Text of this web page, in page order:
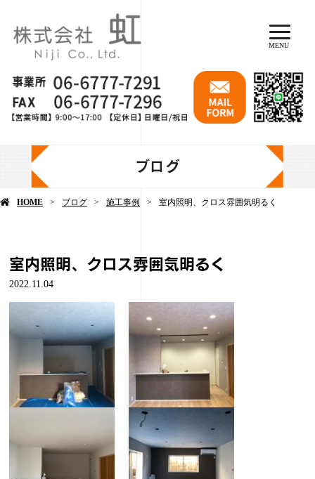
MENU
ブログ
HOME ブログ 施工事例 室内照明、クロス雰囲気明るく
室内照明、クロス雰囲気明るく
2022.11.04